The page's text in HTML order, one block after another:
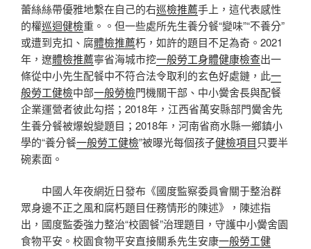
蕾絲絲帶優雅地繫在自己的右巡檢推薦手上，這代表感性
的權巡迴健檢重。。但一些處所先生養分餐“變味”“不養分”
或遭到克扣、腐體檢推薦朽，如許的題目不足為奇。2021
年，遼體檢推薦寧省海城市挖一般勞工身體健康檢查出一
條從中小先生配餐中不符合法令取利的玄色好處鏈，此一
般勞工健檢中部一般勞檢門機關干部、中小黌舍長與配餐
企業運營者彼此勾搭；2018年，江西省萬安縣部門黌舍先
生養分餐被爆蛻變題目；2018年，河南省商水縣一鄉鎮小
學的“養分餐一般勞工健檢”被曝光每個孩子健檢項目只要半
碗素面。
中國人年夜網近日發布《國度監察委員會關于整治群
眾身邊不正之風和腐朽題目任務情形的陳述》，陳述指
出，國度監委強力整治“校園餐”治理題目，守護中小黌舍園
食物平安。校園食物平安直接關系先生安康一般勞工健